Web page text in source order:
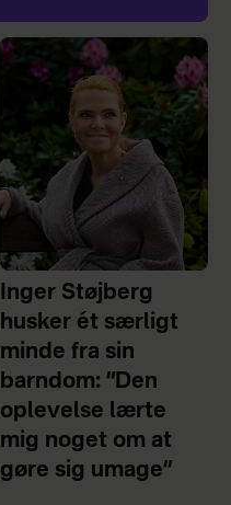
Inger Støjberg
husker ét særligt
minde fra sin
barndom: ”Den
oplevelse lærte
mig noget om at
gøre sig umage”